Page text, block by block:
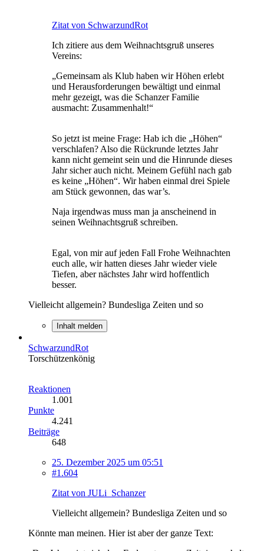
Zitat von SchwarzundRot
Ich zitiere aus dem Weihnachtsgruß unseres
Vereins:
„Gemeinsam als Klub haben wir Höhen erlebt
und Herausforderungen bewältigt und einmal
mehr gezeigt, was die Schanzer Familie
ausmacht: Zusammenhalt!“
So jetzt ist meine Frage: Hab ich die „Höhen“
verschlafen? Also die Rückrunde letztes Jahr
kann nicht gemeint sein und die Hinrunde dieses
Jahr sicher auch nicht. Meinem Gefühl nach gab
es keine „Höhen“. Wir haben einmal drei Spiele
am Stück gewonnen, das war’s.
Naja irgendwas muss man ja anscheinend in
seinen Weihnachtsgruß schreiben.
Egal, von mir auf jeden Fall Frohe Weihnachten
euch alle, wir hatten dieses Jahr wieder viele
Tiefen, aber nächstes Jahr wird hoffentlich
besser.
Vielleicht allgemein? Bundesliga Zeiten und so
Inhalt melden
SchwarzundRot
Torschützenkönig
Reaktionen
1.001
Punkte
4.241
Beiträge
648
25. Dezember 2025 um 05:51
#1.604
Zitat von JULi_Schanzer
Vielleicht allgemein? Bundesliga Zeiten und so
Könnte man meinen. Hier ist aber der ganze Text: